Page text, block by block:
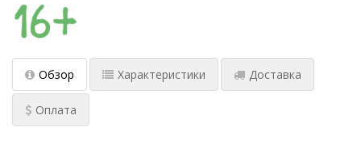
Обзор Характеристики Доставка
Оплата